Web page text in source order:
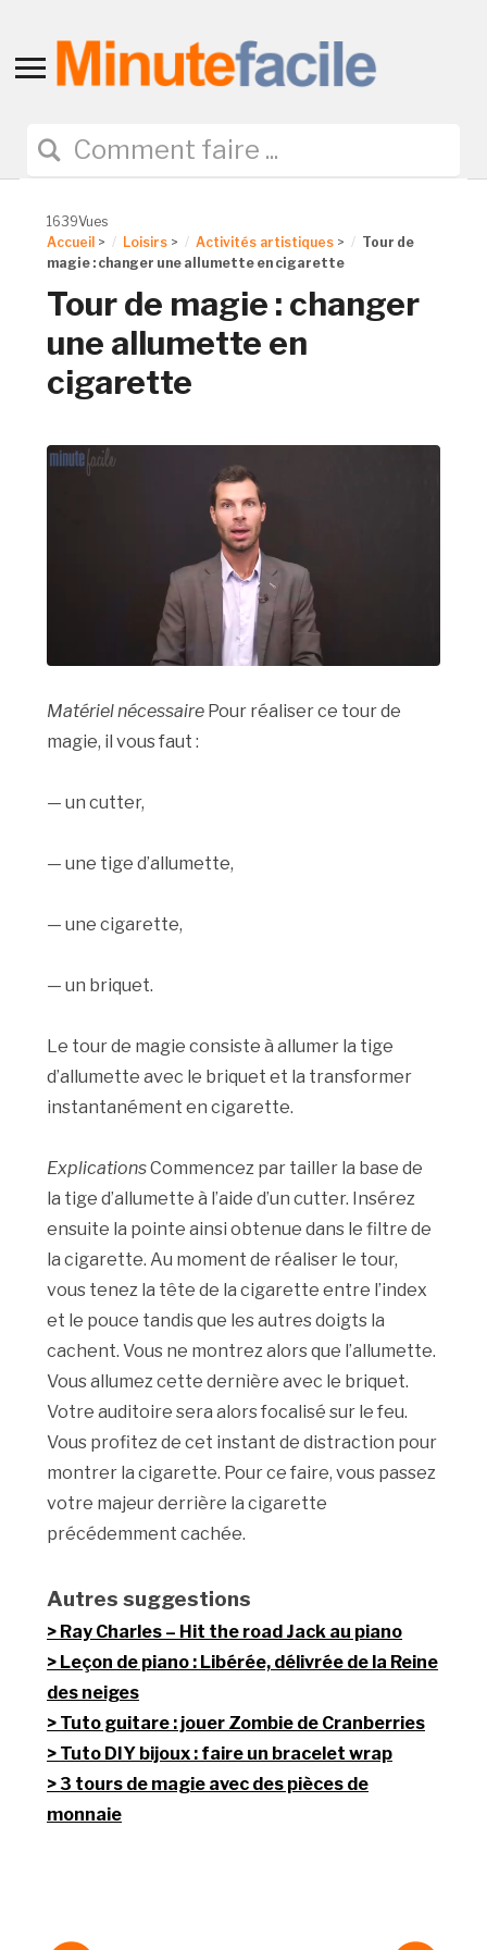
Toggle
navigation
1639Vues
Accueil > Loisirs > Activités artistiques >
Tour de
magie : changer une allumette en cigarette
Tour de magie : changer
une allumette en
cigarette
Matériel nécessaire Pour réaliser ce tour de
magie, il vous faut :
— un cutter,
— une tige d’allumette,
— une cigarette,
— un briquet.
Le tour de magie consiste à allumer la tige
d’allumette avec le briquet et la transformer
instantanément en cigarette.
ExplicationsCommencez par tailler la base de
la tige d’allumette à l’aide d’un cutter. Insérez
ensuite la pointe ainsi obtenue dans le filtre de
la cigarette. Au moment de réaliser le tour,
vous tenez la tête de la cigarette entre l’index
et le pouce tandis que les autres doigts la
cachent. Vous ne montrez alors que l’allumette.
Vous allumez cette dernière avec le briquet.
Votre auditoire sera alors focalisé sur le feu.
Vous profitez de cet instant de distraction pour
montrer la cigarette. Pour ce faire, vous passez
votre majeur derrière la cigarette
précédemment cachée.
Autres suggestions
Ray Charles – Hit the road Jack au piano
Leçon de piano : Libérée, délivrée de la Reine
des neiges
Tuto guitare : jouer Zombie de Cranberries
Tuto DIY bijoux : faire un bracelet wrap
3 tours de magie avec des pièces de
monnaie